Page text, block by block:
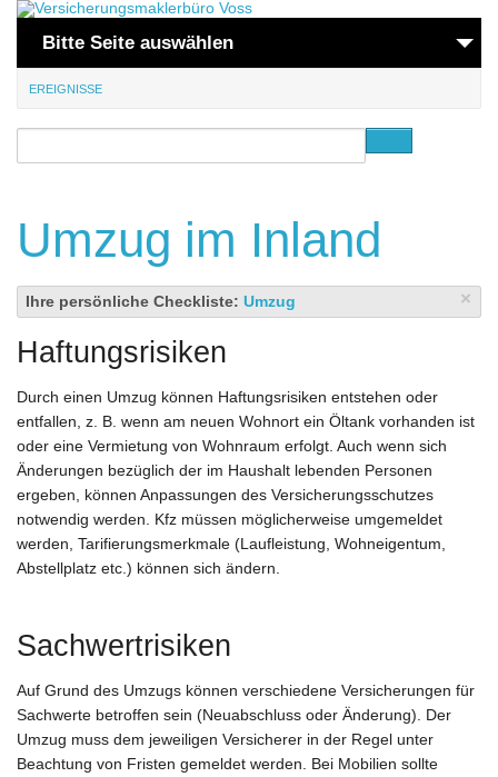
Bitte Seite auswählen
Start
Gewerbe
EREIGNISSE
Umzug im Inland
Ihre persönliche Checkliste: Umzug ×
Haftungsrisiken
Durch einen Umzug können Haftungsrisiken entstehen oder
entfallen, z. B. wenn am neuen Wohnort ein Öltank vorhanden ist
oder eine Vermietung von Wohnraum erfolgt. Auch wenn sich
Änderungen bezüglich der im Haushalt lebenden Personen
ergeben, können Anpassungen des Versicherungsschutzes
notwendig werden. Kfz müssen möglicherweise umgemeldet
werden, Tarifierungsmerkmale (Laufleistung, Wohneigentum,
Abstellplatz etc.) können sich ändern.
Sachwertrisiken
Auf Grund des Umzugs können verschiedene Versicherungen für
Sachwerte betroffen sein (Neuabschluss oder Änderung). Der
Umzug muss dem jeweiligen Versicherer in der Regel unter
Beachtung von Fristen gemeldet werden. Bei Mobilien sollte